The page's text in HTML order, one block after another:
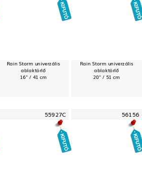
Rain Storm univerzális
ablaktörlő
16" / 41 cm
Rain Storm univerzális
ablaktörlő
20" / 51 cm
55927C 56156